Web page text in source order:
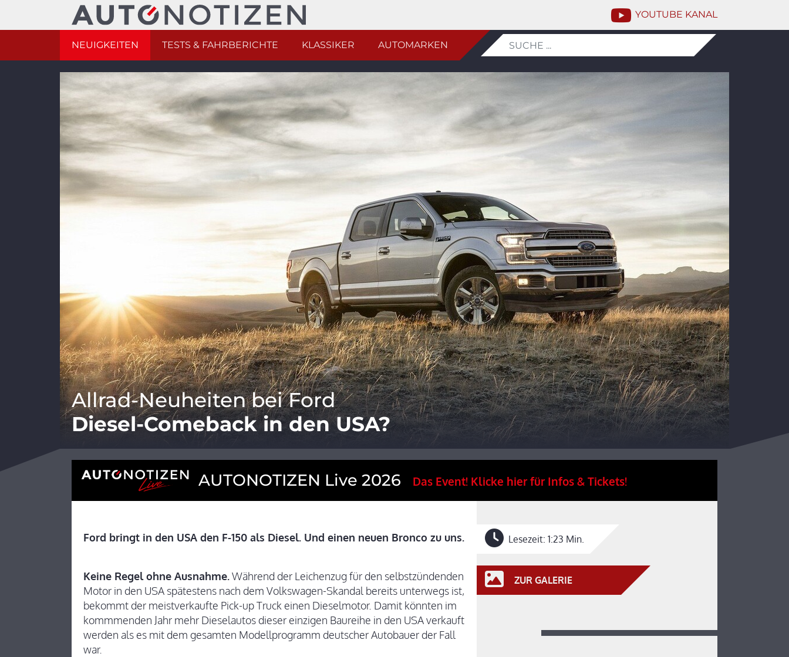
YOUTUBE KANAL
NEUIGKEITEN TESTS & FAHRBERICHTE KLASSIKER AUTOMARKEN
Allrad-Neuheiten bei Ford
Diesel-Comeback in den USA?
AUTONOTIZEN Live 2026 Das Event! Klicke hier für Infos & Tickets!
Ford bringt in den USA den F-150 als Diesel. Und einen neuen Bronco zu uns.
Keine Regel ohne Ausnahme.Während der Leichenzug für den selbstzündenden
Motor in den USA spätestens nach dem Volkswagen-Skandal bereits unterwegs ist,
bekommt der meistverkaufte Pick-up Truck einen Dieselmotor. Damit könnten im
kommmenden Jahr mehr Dieselautos dieser einzigen Baureihe in den USA verkauft
werden als es mit dem gesamten Modellprogramm deutscher Autobauer der Fall
war.
Lesezeit: 1:23 Min.
ZUR GALERIE